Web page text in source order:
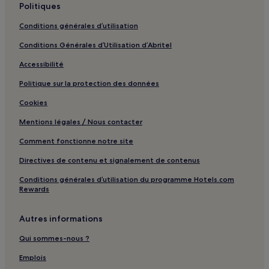
Lagoa Pampulha : Appart’hôtels
São Sebastião das Águas Claras : hôtels Hôtels avec petit-
déjeuner gratuit
Ouro Minas : hôtels
Esplanada : hôtels
Serrano : hôtels
Beija Flor : hôtels
Alpes : hôtels
Ensemble Sainte-Marie : hôtels
Politiques
Conditions générales d’utilisation
Conditions Générales d’Utilisation d’Abritel
Accessibilité
Politique sur la protection des données
Cookies
Mentions légales / Nous contacter
Comment fonctionne notre site
Directives de contenu et signalement de contenus
Conditions générales d’utilisation du programme Hotels.com
Rewards
Autres informations
Qui sommes-nous ?
Emplois